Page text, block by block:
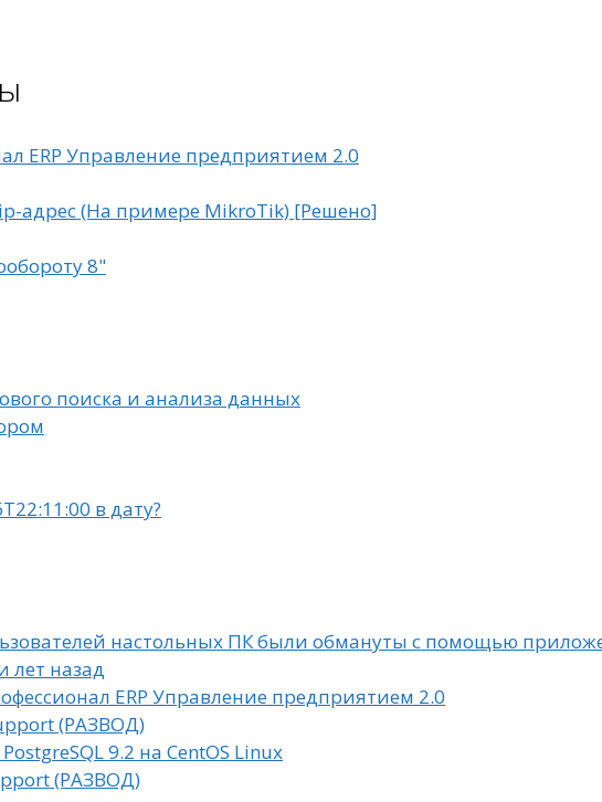
ERP Управление предприятием 2.0
адрес (На примере MikroTik) [Решено]
8"
поиска и анализа данных
в дату?
настольных ПК были обмануты с помощью
лет назад
ERP Управление предприятием 2.0
(РАЗВОД)
9.2 на CentOS Linux
(РАЗВОД)